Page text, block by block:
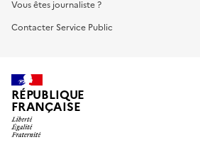
Vous êtes journaliste ?
Contacter Service Public
RÉPUBLIQUE
FRANÇAISE